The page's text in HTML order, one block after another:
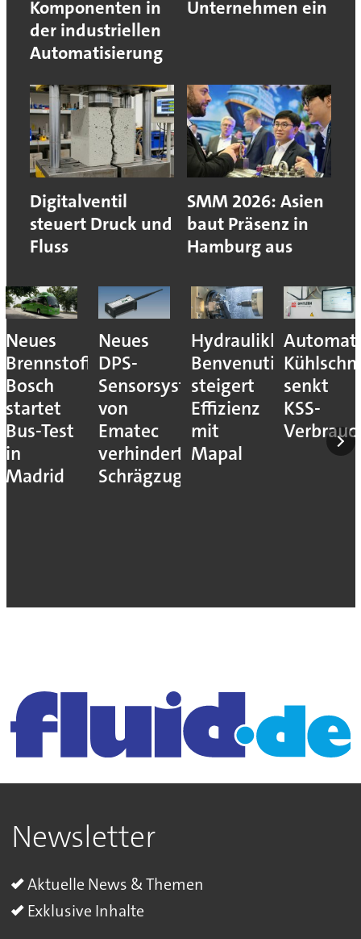
Komponenten in
der industriellen
Automatisierung
Unternehmen ein
Digitalventil
steuert Druck und
Fluss
SMM 2026: Asien
baut Präsenz in
Hamburg aus
Neues
Brennstoffzellensystem:
Bosch
startet
Bus-Test
in
Madrid
Neues
DPS-
Sensorsystem
von
Ematec
verhindert
Schrägzug
Hydraulikhersteller
Benvenuti
steigert
Effizienz
mit
Mapal
senkt
KSS-
Newsletter
Aktuelle News & Themen
Exklusive Inhalte